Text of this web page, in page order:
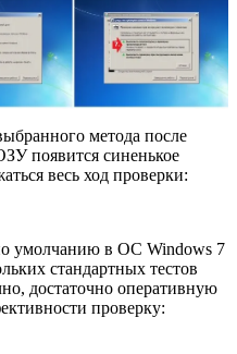
метода после
появится синенькое
весь ход проверки:
умолчанию в ОС Windows 7
стандартных тестов
достаточно оперативную
проверку: